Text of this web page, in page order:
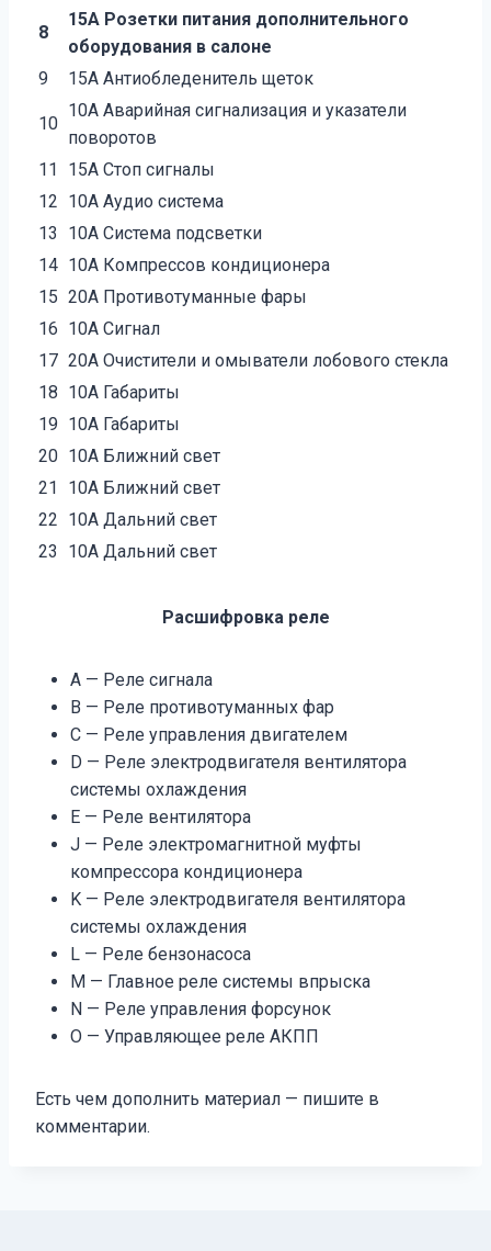
8
15А Розетки питания дополнительного
оборудования в салоне
9
15А Антиобледенитель щеток
10
10А Аварийная сигнализация и указатели
поворотов
11
15А Стоп сигналы
12 10А Аудио система
13
10А Система подсветки
14 10А Компрессов кондиционера
15 20А Противотуманные фары
16 10А Сигнал
17 20А Очистители и омыватели лобового стекла
18 10А Габариты
19 10А Габариты
20 10А Ближний свет
21
10А Ближний свет
22 10А Дальний свет
23
10А Дальний свет
Расшифровка реле
А — Реле сигнала
B — Реле противотуманных фар
С — Реле управления двигателем
D — Реле электродвигателя вентилятора
системы охлаждения
E — Реле вентилятора
J — Реле электромагнитной муфты
компрессора кондиционера
K — Реле электродвигателя вентилятора
системы охлаждения
L — Реле бензонасоса
M — Главное реле системы впрыска
N — Реле управления форсунок
O — Управляющее реле АКПП
Есть чем дополнить материал — пишите в
комментарии.